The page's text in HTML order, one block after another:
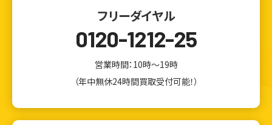
フリーダイヤル
0120-1212-25
営業時間：10時～19時
（年中無休24時間買取受付可能！）